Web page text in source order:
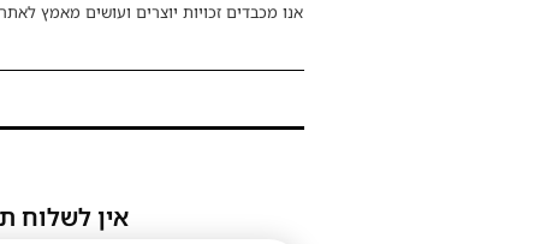
אנו מכבדים זכויות יוצרים ועושים מאמץ
אין לשלוח